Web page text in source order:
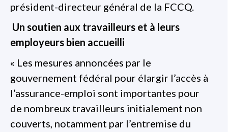
président-directeur général de la FCCQ.
Un soutien aux travailleurs et à leurs
employeurs bien accueilli
« Les mesures annoncées par le
gouvernement fédéral pour élargir l’accès à
l’assurance-emploi sont importantes pour
de nombreux travailleurs initialement non
couverts, notamment par l’entremise du